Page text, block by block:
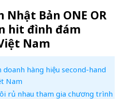
Bản ONE OR
hit đình đám
Nam
hàng hiệu second-hand
Nam
rủ nhau tham gia chương trình